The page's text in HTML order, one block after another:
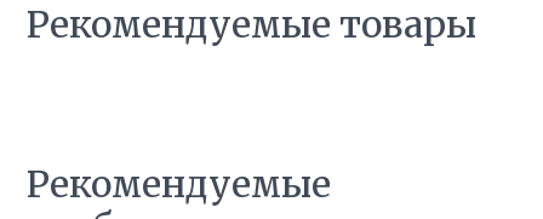
Рекомендуемые товары
Рекомендуемые